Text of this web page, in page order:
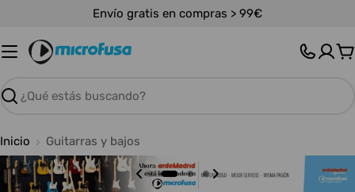
contenido
Envío gratis en compras > 99€
Buscar
Inicio Guitarras y bajos